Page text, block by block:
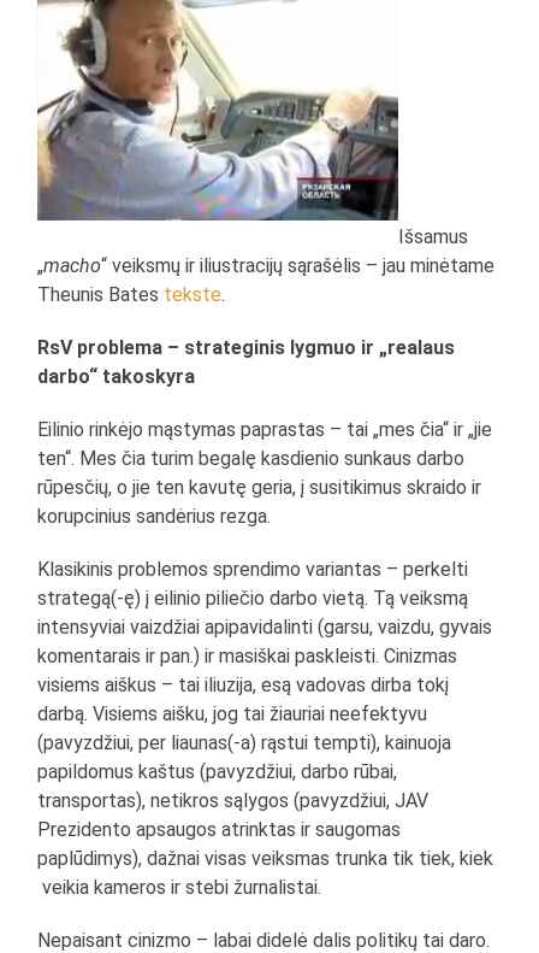
Išsamus
„macho“ veiksmų ir iliustracijų sąrašėlis – jau minėtame
Theunis Bates tekste.
RsV problema – strateginis lygmuo ir „realaus
darbo“ takoskyra
Eilinio rinkėjo mąstymas paprastas – tai „mes čia“ ir „jie
ten“. Mes čia turim begalę kasdienio sunkaus darbo
rūpesčių, o jie ten kavutę geria, į susitikimus skraido ir
korupcinius sandėrius rezga.
Klasikinis problemos sprendimo variantas – perkelti
strategą(-ę) į eilinio piliečio darbo vietą. Tą veiksmą
intensyviai vaizdžiai apipavidalinti (garsu, vaizdu, gyvais
komentarais ir pan.) ir masiškai paskleisti. Cinizmas
visiems aiškus – tai iliuzija, esą vadovas dirba tokį
darbą. Visiems aišku, jog tai žiauriai neefektyvu
(pavyzdžiui, per liaunas(-a) rąstui tempti), kainuoja
papildomus kaštus (pavyzdžiui, darbo rūbai,
transportas), netikros sąlygos (pavyzdžiui, JAV
Prezidento apsaugos atrinktas ir saugomas
paplūdimys), dažnai visas veiksmas trunka tik tiek, kiek
veikia kameros ir stebi žurnalistai.
Nepaisant cinizmo – labai didelė dalis politikų tai daro.